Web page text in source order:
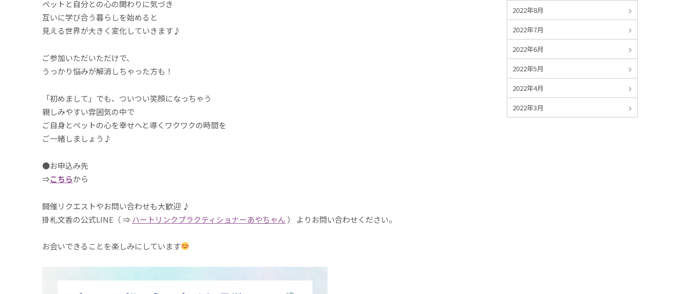
ペットと自分との心の関わりに気づき
互いに学び合う暮らしを始めると
見える世界が大きく変化していきます♪
ご参加いただいただけで、
うっかり悩みが解消しちゃった方も！
「初めまして」でも、ついつい笑顔になっちゃう
親しみやすい雰囲気の中で
ご自身とペットの心を幸せへと導くワクワクの時間を
ご一緒しましょう♪
●お申込み先
⇒こちらから
開催リクエストやお問い合わせも大歓迎 ♪
掛札文香の公式LINE（ ⇒ハートリンクプラクティショナーあやちゃん ） よりお問い合わせください。
お会いできることを楽しみにしています
2022年8月
2022年7月
2022年6月
2022年5月
2022年4月
2022年3月